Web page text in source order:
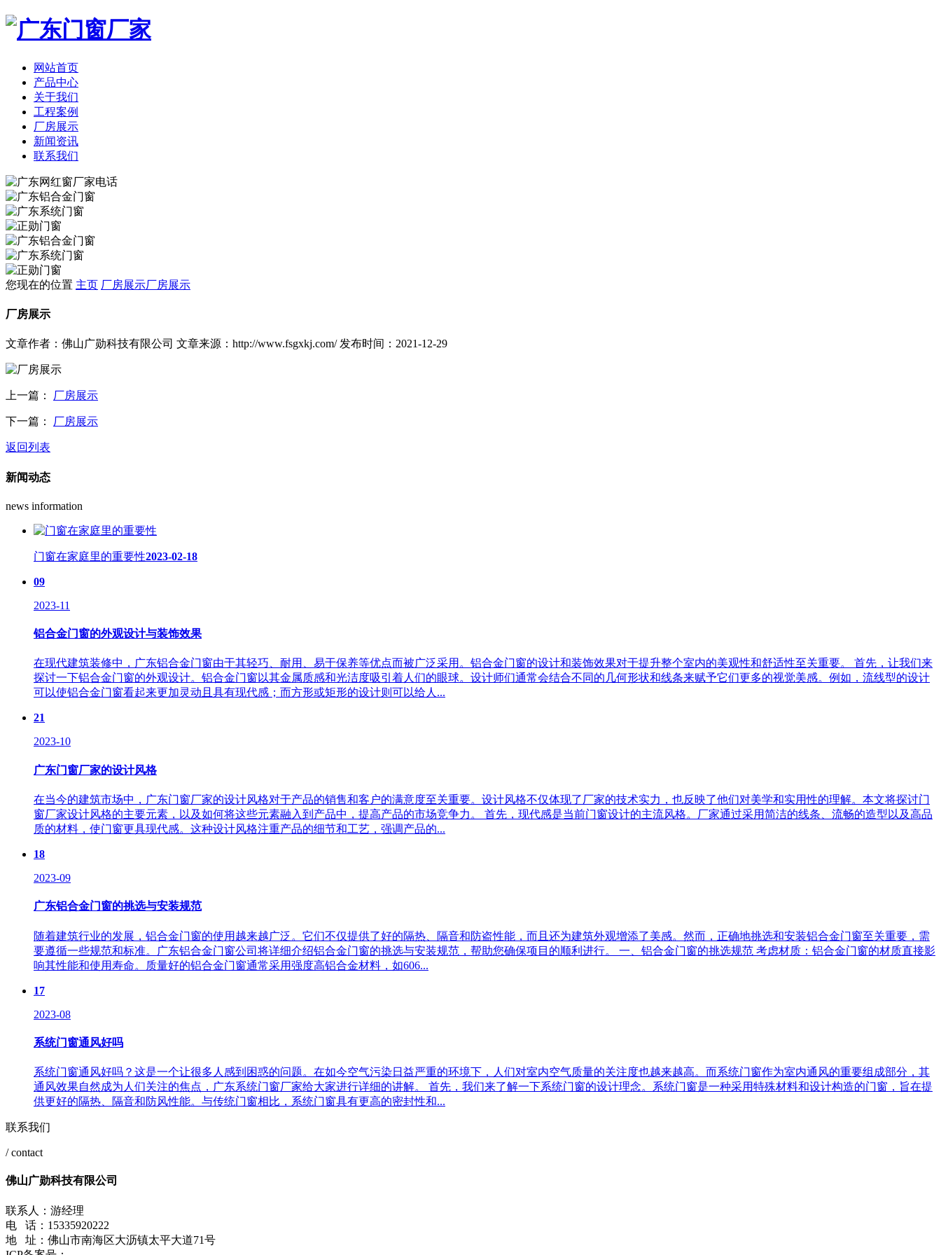
网站首页
产品中心
关于我们
工程案例
厂房展示
新闻资讯
联系我们
您现在的位置 主页 厂房展示厂房展示
厂房展示
文章作者：佛山广勋科技有限公司 文章来源：http://www.fsgxkj.com/ 发布时间：2021-12-29
上一篇： 厂房展示
下一篇： 厂房展示
返回列表
新闻动态
news information
门窗在家庭里的重要性2023-02-18
09
2023-11
铝合金门窗的外观设计与装饰效果
在现代建筑装修中，广东铝合金门窗由于其轻巧、耐用、易于保养等优点而被广泛采用。铝合金门窗的设计和装饰效果对于提升整个室内的美观性和舒适性至关重要。 首先，让我们来
探讨一下铝合金门窗的外观设计。铝合金门窗以其金属质感和光洁度吸引着人们的眼球。设计师们通常会结合不同的几何形状和线条来赋予它们更多的视觉美感。例如，流线型的设计
可以使铝合金门窗看起来更加灵动且具有现代感；而方形或矩形的设计则可以给人...
21
2023-10
广东门窗厂家的设计风格
在当今的建筑市场中，广东门窗厂家的设计风格对于产品的销售和客户的满意度至关重要。设计风格不仅体现了厂家的技术实力，也反映了他们对美学和实用性的理解。本文将探讨门
窗厂家设计风格的主要元素，以及如何将这些元素融入到产品中，提高产品的市场竞争力。 首先，现代感是当前门窗设计的主流风格。厂家通过采用简洁的线条、流畅的造型以及高品
质的材料，使门窗更具现代感。这种设计风格注重产品的细节和工艺，强调产品的...
18
2023-09
广东铝合金门窗的挑选与安装规范
随着建筑行业的发展，铝合金门窗的使用越来越广泛。它们不仅提供了好的隔热、隔音和防盗性能，而且还为建筑外观增添了美感。然而，正确地挑选和安装铝合金门窗至关重要，需
要遵循一些规范和标准。广东铝合金门窗公司将详细介绍铝合金门窗的挑选与安装规范，帮助您确保项目的顺利进行。 一、铝合金门窗的挑选规范 考虑材质：铝合金门窗的材质直接影
响其性能和使用寿命。质量好的铝合金门窗通常采用强度高铝合金材料，如606...
17
2023-08
系统门窗通风好吗
系统门窗通风好吗？这是一个让很多人感到困惑的问题。在如今空气污染日益严重的环境下，人们对室内空气质量的关注度也越来越高。而系统门窗作为室内通风的重要组成部分，其
通风效果自然成为人们关注的焦点，广东系统门窗厂家给大家进行详细的讲解。 首先，我们来了解一下系统门窗的设计理念。系统门窗是一种采用特殊材料和设计构造的门窗，旨在提
供更好的隔热、隔音和防风性能。与传统门窗相比，系统门窗具有更高的密封性和...
联系我们
/ contact
佛山广勋科技有限公司
联系人：游经理
电 话：15335920222
地 址：佛山市南海区大沥镇太平大道71号